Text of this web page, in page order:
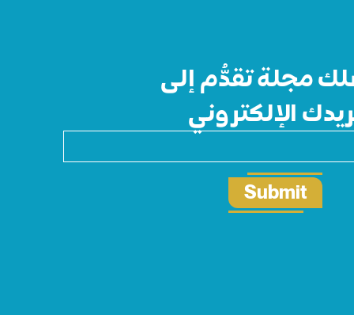
مجلة تقدُّم إلى
الإلكتروني
Submit